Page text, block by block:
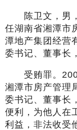
陈卫文，男，
任湖南省湘潭市
潭地产集团经营
委书记、董事长
受贿罪。
湘潭市房产管理
委书记、董事长
便利，为他人在
利益，非法收受